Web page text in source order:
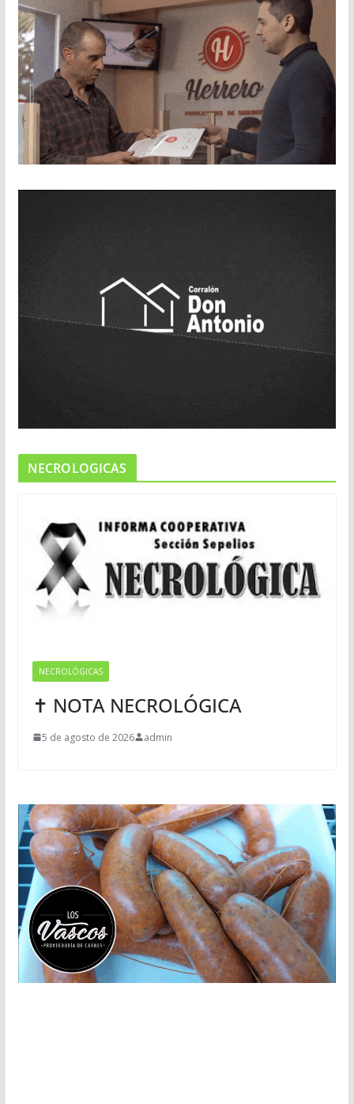
NECROLOGICAS
NECROLÓGICAS
✝ NOTA NECROLÓGICA
5 de agosto de 2026 admin